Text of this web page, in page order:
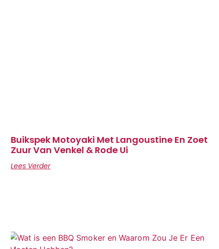
Buikspek Motoyaki Met Langoustine En Zoet
Zuur Van Venkel & Rode Ui
Lees Verder